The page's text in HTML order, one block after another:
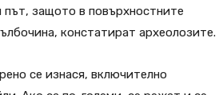
защото в повърхностните
констатират археолозите.
се изнася, включително